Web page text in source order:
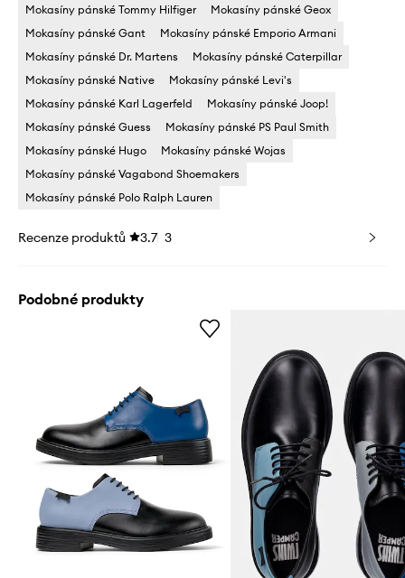
Mokasíny pánské Tommy Hilfiger
Mokasíny pánské Geox
Mokasíny pánské Gant
Mokasíny pánské Emporio Armani
Mokasíny pánské Dr. Martens
Mokasíny pánské Caterpillar
Mokasíny pánské Native
Mokasíny pánské Levi's
Mokasíny pánské Karl Lagerfeld
Mokasíny pánské Joop!
Mokasíny pánské Guess
Mokasíny pánské PS Paul Smith
Mokasíny pánské Hugo
Mokasíny pánské Wojas
Mokasíny pánské Vagabond Shoemakers
Mokasíny pánské Polo Ralph Lauren
Recenze produktů 3.7 3
Podobné produkty